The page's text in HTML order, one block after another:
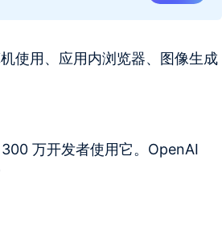
使用、应用内浏览器、图像生成
万开发者使用它。OpenAI